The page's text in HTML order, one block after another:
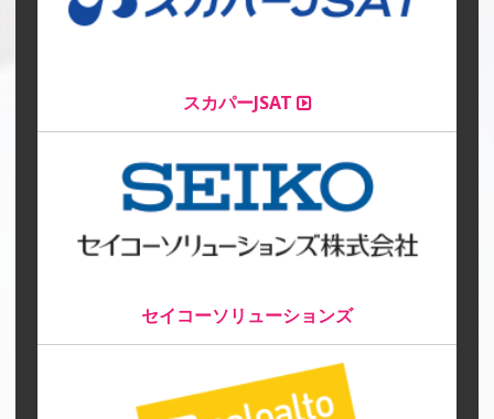
スカパーJSAT
セイコーソリューションズ